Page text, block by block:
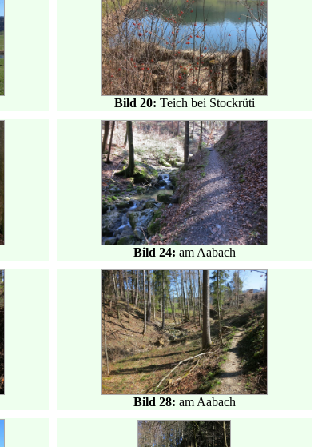
Bild 20: Teich bei Stockrüti
Bild 24: am Aabach
Bild 28: am Aabach